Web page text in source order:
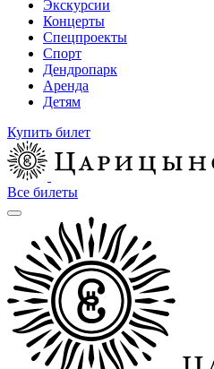
Экскурсии
Концерты
Спецпроекты
Спорт
Дендропарк
Аренда
Детям
Купить билет
Все билеты